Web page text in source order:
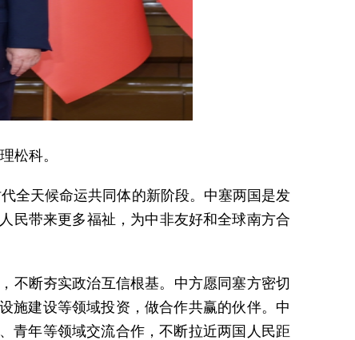
松科。
全天候命运共同体的新阶段。中塞两国是发
民带来更多福祉，为中非友好和全球南方合
不断夯实政治互信根基。中方愿同塞方密切
施建设等领域投资，做合作共赢的伙伴。中
青年等领域交流合作，不断拉近两国人民距